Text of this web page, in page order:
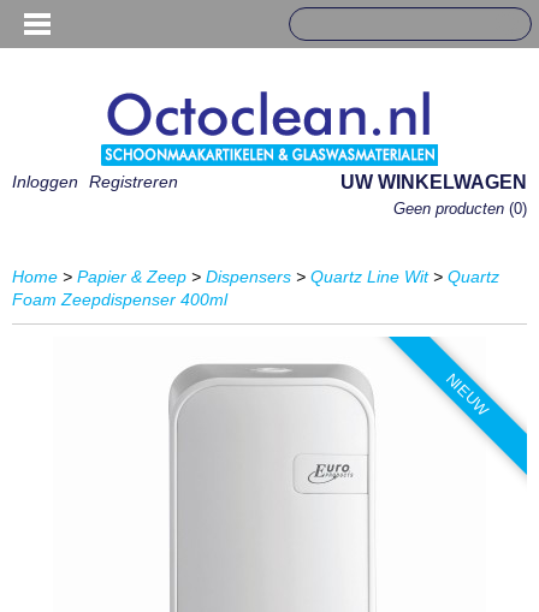
Inloggen Registreren UW WINKELWAGEN
Geen producten (0)
Home > Papier & Zeep > Dispensers > Quartz Line Wit> Quartz
Foam Zeepdispenser 400ml
NIEUW